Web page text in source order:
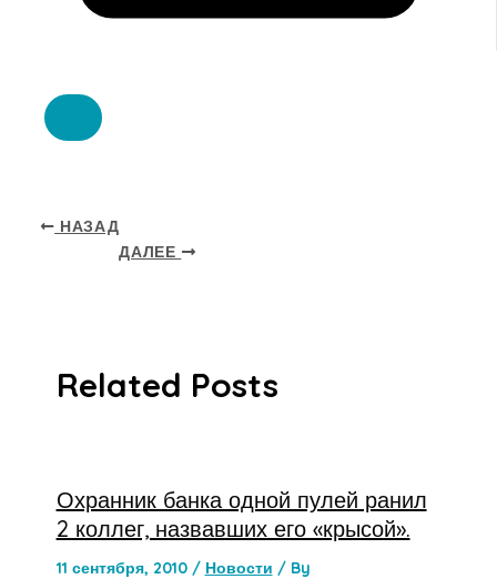
НАЗАД
ДАЛЕЕ
Related Posts
Охранник банка одной пулей ранил
2 коллег, назвавших его «крысой».
11 сентября, 2010 / Новости / By